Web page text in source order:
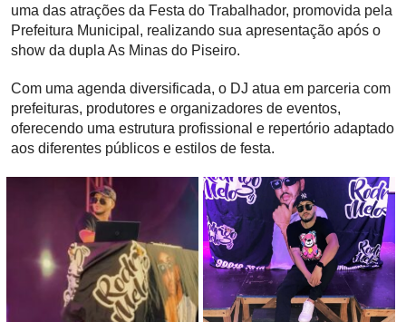
uma das atrações da Festa do Trabalhador, promovida pela
Prefeitura Municipal, realizando sua apresentação após o
show da dupla As Minas do Piseiro.
Com uma agenda diversificada, o DJ atua em parceria com
prefeituras, produtores e organizadores de eventos,
oferecendo uma estrutura profissional e repertório adaptado
aos diferentes públicos e estilos de festa.